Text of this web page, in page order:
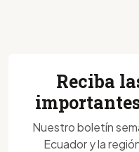
Reciba
Nuestro boletín
Ecuador y la